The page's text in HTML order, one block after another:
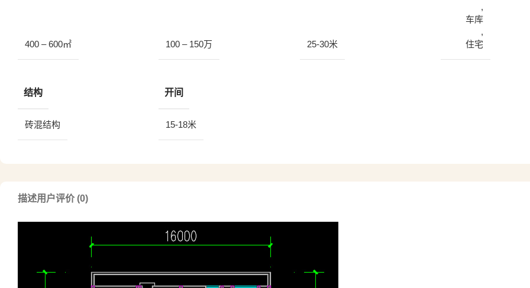
400 – 600㎡ 100 – 150万 25-30米
,
车库
,
住宅
结构
砖混结构
开间
15-18米
描述用户评价 (0)